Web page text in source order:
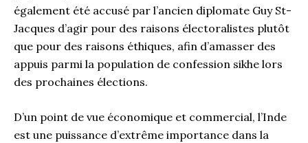
également été accusé par l’ancien diplomate Guy St-
Jacques d’agir pour des raisons électoralistes plutôt
que pour des raisons éthiques, afin d’amasser des
appuis parmi la population de confession sikhe lors
des prochaines élections.
D’un point de vue économique et commercial, l’Inde
est une puissance d’extrême importance dans la